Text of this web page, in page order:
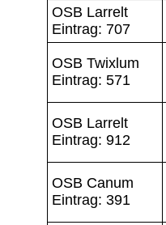
OSB Larrelt
Eintrag: 707
OSB Twixlum
Eintrag: 571
OSB Larrelt
Eintrag: 912
OSB Canum
Eintrag: 391